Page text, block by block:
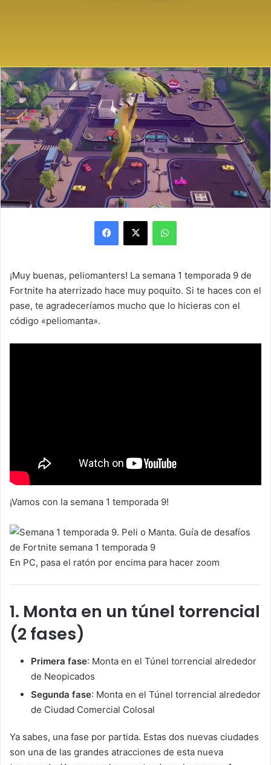
Facebook
X WhatsApp
¡Muy buenas, peliomanters! La semana 1 temporada 9 de
Fortnite ha aterrizado hace muy poquito. Si te haces con el
pase, te agradeceríamos mucho que lo hicieras con el
código «peliomanta».
¡Vamos con la semana 1 temporada 9!
En PC, pasa el ratón por encima para hacer zoom
1. Monta en un túnel torrencial
(2 fases)
Primera fase: Monta en el Túnel torrencial alrededor
de Neopicados
Segunda fase: Monta en el Túnel torrencial alrededor
de Ciudad Comercial Colosal
Ya sabes, una fase por partida. Estas dos nuevas ciudades
son una de las grandes atracciones de esta nueva